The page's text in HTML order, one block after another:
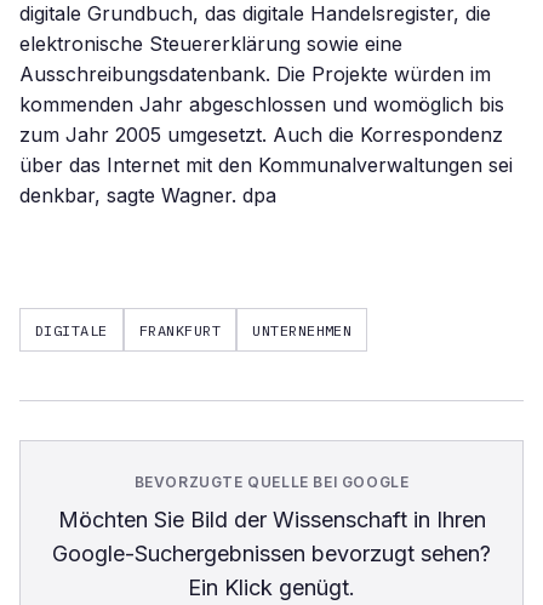
digitale Grundbuch, das digitale Handelsregister, die
elektronische Steuererklärung sowie eine
Ausschreibungsdatenbank. Die Projekte würden im
kommenden Jahr abgeschlossen und womöglich bis
zum Jahr 2005 umgesetzt. Auch die Korrespondenz
über das Internet mit den Kommunalverwaltungen sei
denkbar, sagte Wagner. dpa
DIGITALE FRANKFURT UNTERNEHMEN
BEVORZUGTE QUELLE BEI GOOGLE
Möchten Sie Bild der Wissenschaftin Ihren
Google-Suchergebnissen bevorzugt sehen?
Ein Klick genügt.